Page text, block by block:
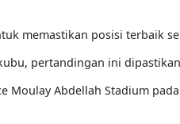
memastikan posisi terbaik
pertandingan ini
Abdellah Stadium